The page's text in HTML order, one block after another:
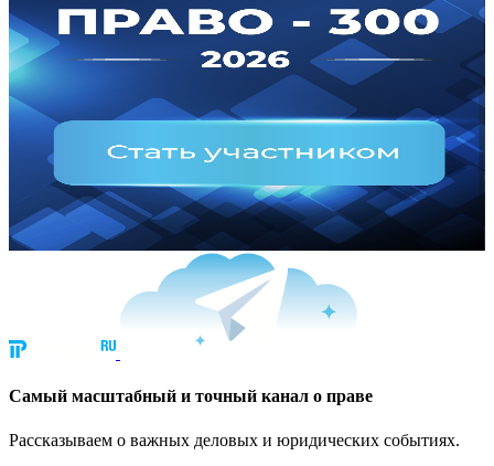
Cамый масштабный и точный канал о праве
Рассказываем о важных деловых и юридических событиях.